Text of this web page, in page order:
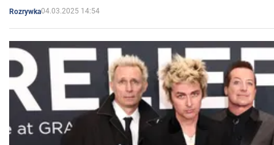
Rozrywka04.03.2025 14:54